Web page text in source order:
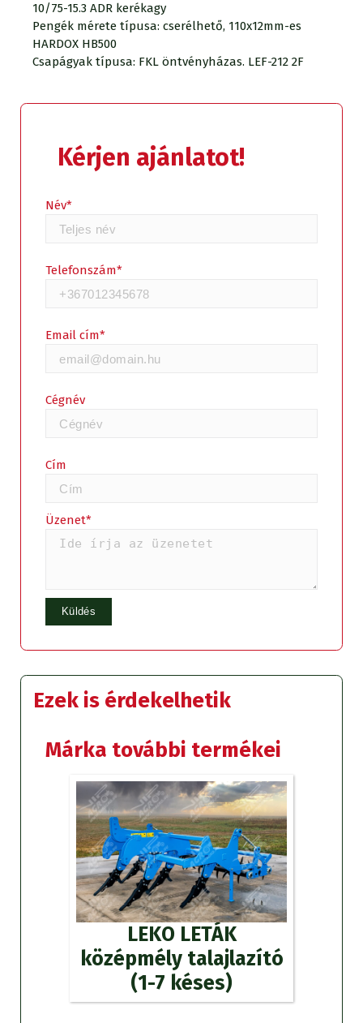
10/75-15.3 ADR kerékagy
Pengék mérete típusa: cserélhető, 110x12mm-es
HARDOX HB500
Csapágyak típusa: FKL öntvényházas. LEF-212 2F
Kérjen ajánlatot!
Kérjen ajánlatot!
Név*
Telefonszám*
Email cím*
Cégnév
Cím
Üzenet*
Ezek is érdekelhetik
Márka további termékei
LEKO LETÁK
középmély talajlazító
(1-7 késes)